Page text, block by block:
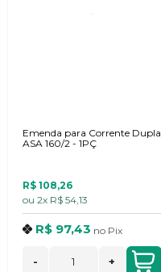
Emenda para Corrente Dupla
ASA 160/2 - 1PÇ
R$ 108,26
ou 2x R$ 54,13
R$ 97,43 no Pix
- +